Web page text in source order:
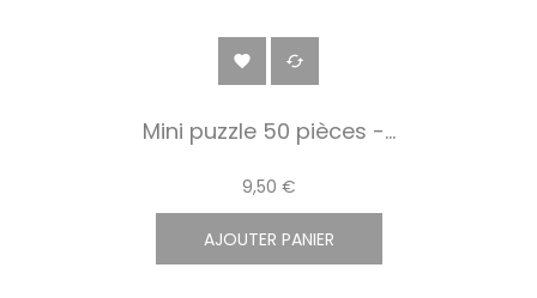
 
Mini puzzle 50 pièces -...
9,50 €
AJOUTER PANIER